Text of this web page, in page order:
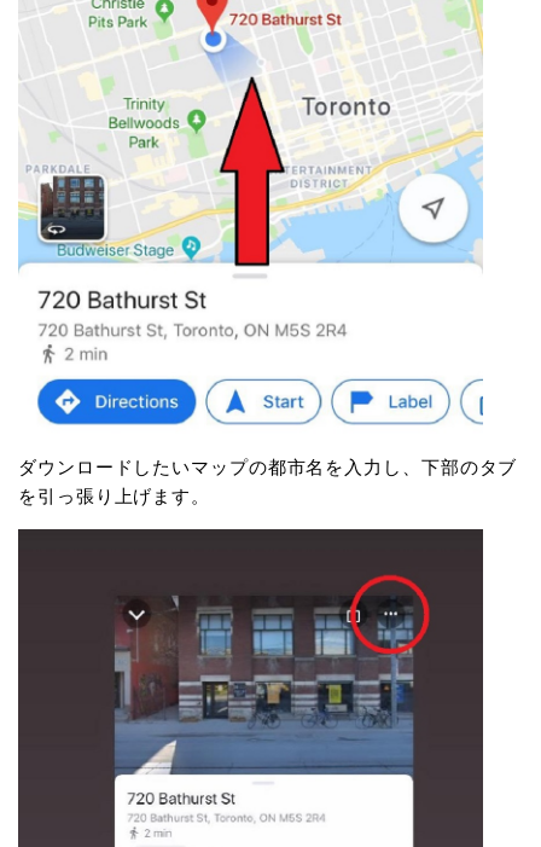
ダウンロードしたいマップの都市名を入力し、下部のタブ
を引っ張り上げます。